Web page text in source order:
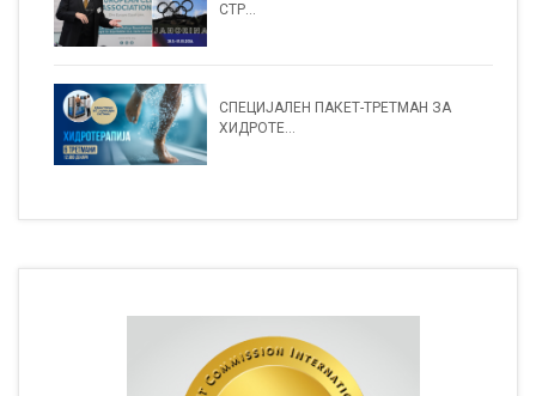
СТР...
СПЕЦИЈАЛЕН ПАКЕТ-ТРЕТМАН ЗА
ХИДРОТЕ...